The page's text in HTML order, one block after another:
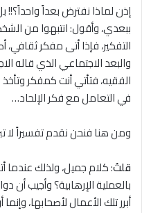
إذن لماذا نفترض بعداً واحداً؟!!
ببعدي، وأقول: انتبهوا من
التفكير، فإذا أتى مفكر ثقافي،
والبعد الاجتماعي الذي قاله
الفقيه، فتأتي أنت كمفكر
في التعامل مع فكر الإلحاد…
ومن هنا فنحن نقدم تفسيراً ﻻ
قلتُ: كلام جميل، ولذلك عندما
بالعملية الإرهابية؟ وأجيب أن
أبرر تلك الأعمال لأصحابها،